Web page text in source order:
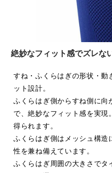
「LegToolSeparationSystem
>>企画・
>>Leg Tool
絶妙なフィット感でズレな
すね・ふくらはぎの形状・動
ット設計。
ふくらはぎ側からすね側に向
で、絶妙なフィット感を実現
得られます。
ふくらはぎ側はメッシュ構造
性を兼ね備えています。
ふくらはぎ周囲の大きさでタ